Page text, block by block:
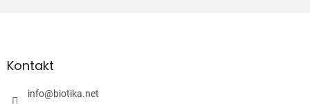
aKontakt
info@biotika.net